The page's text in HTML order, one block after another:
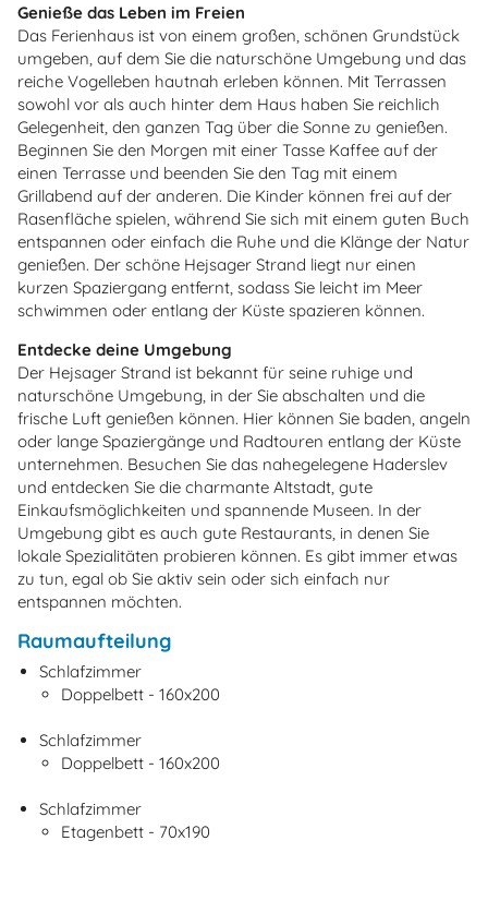
Genieße das Leben im Freien
Das Ferienhaus ist von einem großen, schönen Grundstück
umgeben, auf dem Sie die naturschöne Umgebung und das
reiche Vogelleben hautnah erleben können. Mit Terrassen
sowohl vor als auch hinter dem Haus haben Sie reichlich
Gelegenheit, den ganzen Tag über die Sonne zu genießen.
Beginnen Sie den Morgen mit einer Tasse Kaffee auf der
einen Terrasse und beenden Sie den Tag mit einem
Grillabend auf der anderen. Die Kinder können frei auf der
Rasenfläche spielen, während Sie sich mit einem guten Buch
entspannen oder einfach die Ruhe und die Klänge der Natur
genießen. Der schöne Hejsager Strand liegt nur einen
kurzen Spaziergang entfernt, sodass Sie leicht im Meer
schwimmen oder entlang der Küste spazieren können.
Entdecke deine Umgebung
Der Hejsager Strand ist bekannt für seine ruhige und
naturschöne Umgebung, in der Sie abschalten und die
frische Luft genießen können. Hier können Sie baden, angeln
oder lange Spaziergänge und Radtouren entlang der Küste
unternehmen. Besuchen Sie das nahegelegene Haderslev
und entdecken Sie die charmante Altstadt, gute
Einkaufsmöglichkeiten und spannende Museen. In der
Umgebung gibt es auch gute Restaurants, in denen Sie
lokale Spezialitäten probieren können. Es gibt immer etwas
zu tun, egal ob Sie aktiv sein oder sich einfach nur
entspannen möchten.
Raumaufteilung
Schlafzimmer
Doppelbett - 160x200
Schlafzimmer
Doppelbett - 160x200
Schlafzimmer
Etagenbett - 70x190